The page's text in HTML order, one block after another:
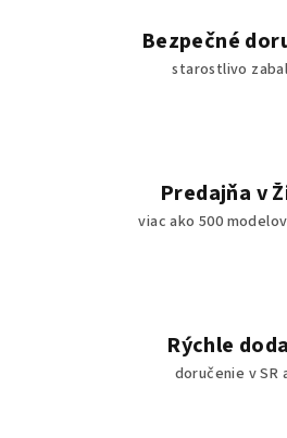
Bezpečné
starostlivo
Predajňa v
viac ako 500
Rýchle
doručenie v SR